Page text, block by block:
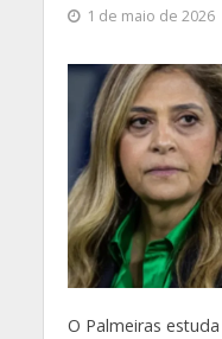
1 de maio de 2026
O Palmeiras